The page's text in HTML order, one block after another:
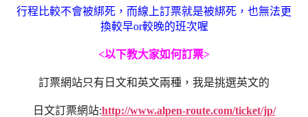
行程比較不會被綁死，而線上訂票就是被綁死，也無法更
換較早or較晚的班次喔
<以下教大家如何訂票>
訂票網站只有日文和英文兩種，我是挑選英文的
日文訂票網站:http://www.alpen-route.com/ticket/jp/